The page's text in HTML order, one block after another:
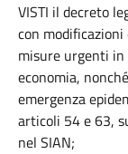
VISTI il decreto
con
misure urgenti in
economia,
emergenza
articoli 54 e 63,
nel SIAN;